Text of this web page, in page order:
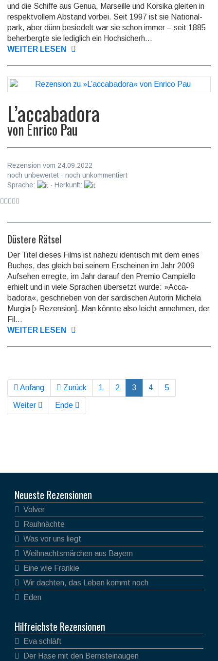
und die Schiffe aus Genua, Marseille und Korsika gleiten in
respekt­vollem Abstand vorbei. Seit 1997 ist sie National­
park, aber dünn besiedelt war sie schon immer – seit 1885
beher­bergte sie lediglich ein Hoch­sicher­h...
WEITER LESEN
L’accabadora
von Enrico Pau
Rezension vom 24.09.2022
noch unbewertet · noch unkommentiert
Sprache:
· Herkunft:
Düstere Rätsel
Der Titel dieses Films ist nahezu identisch mit dem eines
Buches, das gleich bei seinem Erschei­nen im Jahr 2009
Aufsehen erregte, im Jahr darauf den Premio Campiello
erhielt und in viele Sprachen übersetzt wurde: »Acca­
badora«, geschrie­ben von der sardi­schen Autorin Michela
Murgia [› Rezension]. Man könnte also leicht annehmen, der
Fil...
WEITER LESEN
Anfang Zurück 1 2 3 4 5
Weiter Ende
Neueste Rezensionen
Volver
Rauhnächte
Was vor uns liegt
Weihnachtsmärchen aus Bayern
Eine wie Frankie
Wir dachten, das Leben kommt noch
Eden
Hilfreichste Rezensionen
Eva schläft
Der Hase mit den Bernsteinaugen